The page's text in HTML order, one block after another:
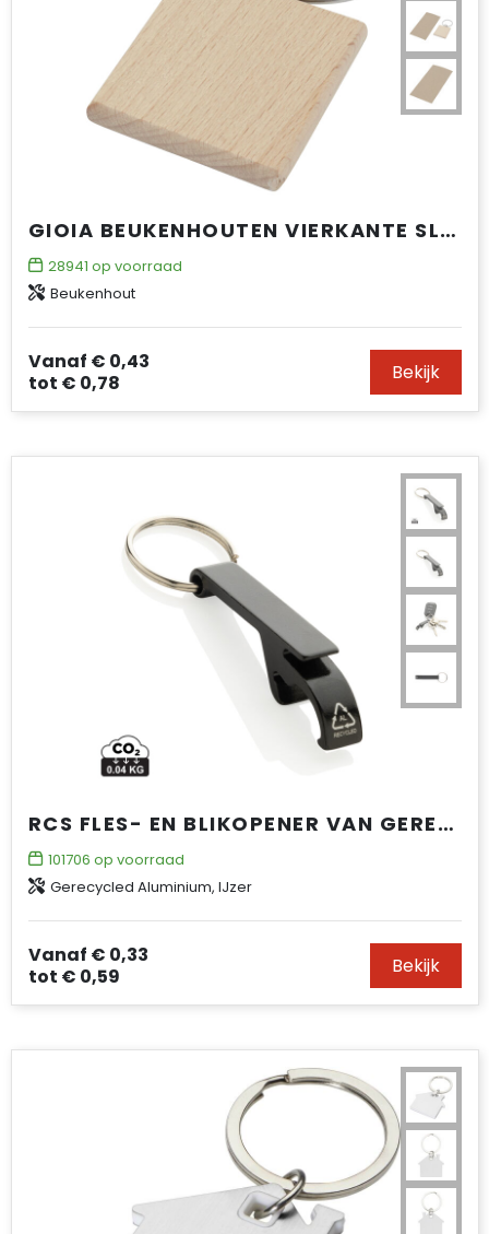
GIOIA BEUKENHOUTEN VIERKANTE SLEUTELHANGER
28941 op voorraad
Beukenhout
Vanaf € 0,43
tot € 0,78 Bekijk
RCS FLES- EN BLIKOPENER VAN GERECYCLED ALUMINIUM
101706 op voorraad
Gerecycled Aluminium, IJzer
Vanaf € 0,33
tot € 0,59 Bekijk